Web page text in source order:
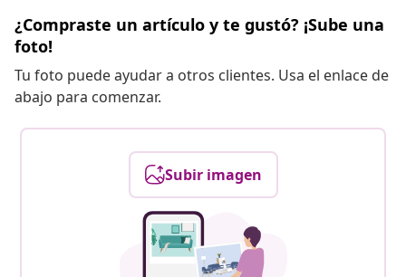
¿Compraste un artículo y te gustó? ¡Sube una
foto!
Tu foto puede ayudar a otros clientes. Usa el enlace de
abajo para comenzar.
Subir imagen